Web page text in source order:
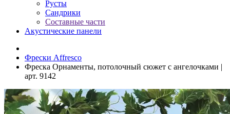
Русты
Сандрики
Составные части
Акустические панели
Фрески Affresco
Фреска Орнаменты, потолочный сюжет с ангелочками |
арт. 9142